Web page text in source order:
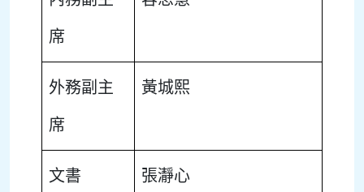
席
外務副主
席
黃城熙
文書 張瀞心